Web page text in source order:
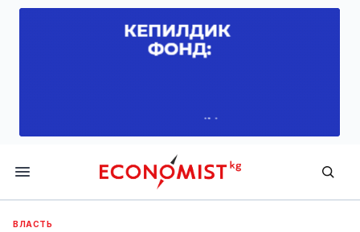
Economist.kg
ВЛАСТЬ